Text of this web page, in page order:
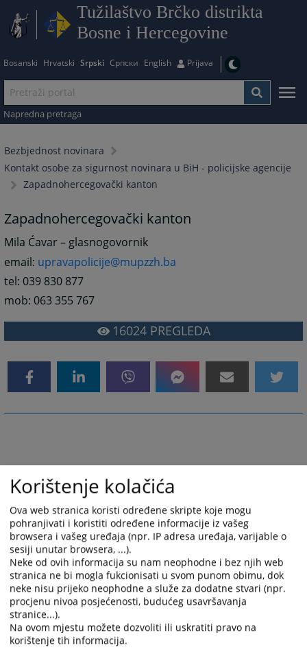
Tužilaštvo Brčko distrikta
Bosne i Hercegovine
Bosanski Hrvatski Srpski Српски English Prijava
Napredna pretraga
Bezbjednost novinara
Kontakt osobe za sigurnost novinara u BiH - policijske agencije
Zapadnohercegovački kanton
Zapadnohercegovački kanton
Mila Ćavar – glasnogovornik
email: upravapolicije@mupzzh.ba
tel: 039 830 877
mob: 063 355 767
16024PREGLEDA
Korištenje kolačića
Ova web stranica koristi određene skripte koje mogu
pohranjivati i koristiti određene informacije iz vašeg
browsera i vašeg uređaja (npr. IP adresa uređaja, varijable o
sesiji unutar browsera, ...).
Neke od ovih informacija su nam neophodne i bez njih web
stranica ne bi mogla fukcionisati u svom punom obimu, dok
neke nisu prijeko neophodne a služe za dodatne stvari (npr.
procjenu nivoa posjećenosti, budućeg usavršavanja
stranice...).
Na ovom mjestu možete dozvoliti ili uskratiti pravo na
korištenje tih informacija.